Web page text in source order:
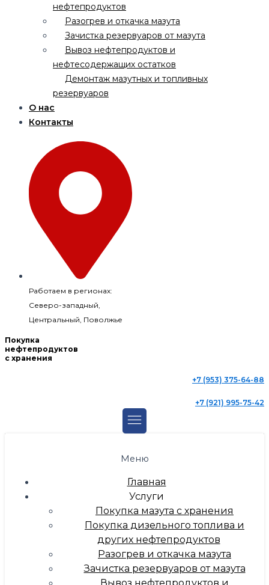
нефтепродуктов
Разогрев и откачка мазута
Зачистка резервуаров от мазута
Вывоз нефтепродуктов и
нефтесодержащих остатков
Демонтаж мазутных и топливных
резервуаров
О нас
Контакты
Работаем в регионах:
Северо-западный,
Центральный, Поволжье
Покупка
нефтепродуктов
с хранения
+7 (953) 375-64-88
+7 (921) 995-75-42
Меню
Главная
Услуги
Покупка мазута с хранения
Покупка дизельного топлива и
других нефтепродуктов
Разогрев и откачка мазута
Зачистка резервуаров от мазута
Вывоз нефтепродуктов и